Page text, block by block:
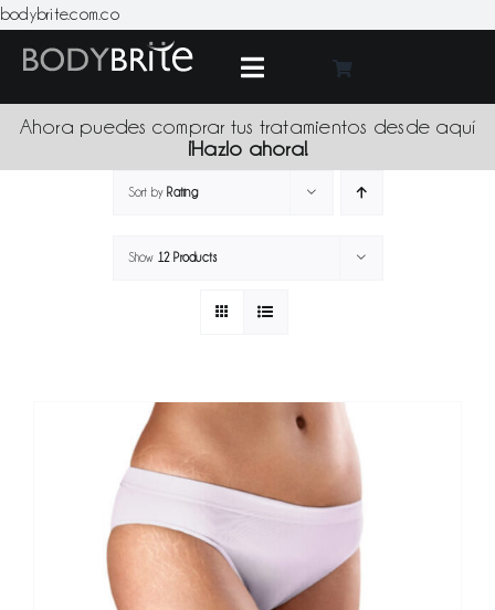
bodybrite.com.coSkip
content
Toggle
Navigation
Ahora puedes comprar tus tratamientos desde aquí
¡Hazlo ahora!
Sort by Rating
Show 12 Products